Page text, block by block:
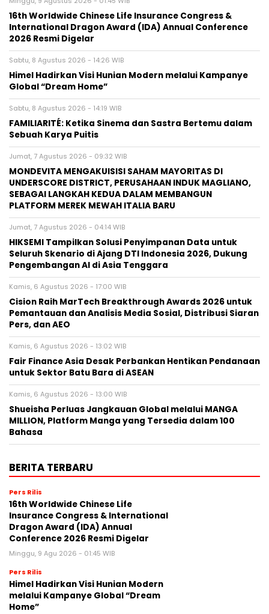
16th Worldwide Chinese Life Insurance Congress &
International Dragon Award (IDA) Annual Conference
2026 Resmi Digelar
Sabtu, 8 Agustus 2026 - 14:26 WIB
Himel Hadirkan Visi Hunian Modern melalui Kampanye
Global “Dream Home”
Sabtu, 8 Agustus 2026 - 14:19 WIB
FAMILIARITÉ: Ketika Sinema dan Sastra Bertemu dalam
Sebuah Karya Puitis
Jumat, 7 Agustus 2026 - 09:32 WIB
MONDEVITA MENGAKUISISI SAHAM MAYORITAS DI
UNDERSCORE DISTRICT, PERUSAHAAN INDUK MAGLIANO,
SEBAGAI LANGKAH KEDUA DALAM MEMBANGUN
PLATFORM MEREK MEWAH ITALIA BARU
Jumat, 7 Agustus 2026 - 04:14 WIB
HIKSEMI Tampilkan Solusi Penyimpanan Data untuk
Seluruh Skenario di Ajang DTI Indonesia 2026, Dukung
Pengembangan AI di Asia Tenggara
Kamis, 6 Agustus 2026 - 17:00 WIB
Cision Raih MarTech Breakthrough Awards 2026 untuk
Pemantauan dan Analisis Media Sosial, Distribusi Siaran
Pers, dan AEO
Kamis, 6 Agustus 2026 - 13:02 WIB
Fair Finance Asia Desak Perbankan Hentikan Pendanaan
untuk Sektor Batu Bara di ASEAN
Kamis, 6 Agustus 2026 - 13:00 WIB
Shueisha Perluas Jangkauan Global melalui MANGA
MILLION, Platform Manga yang Tersedia dalam 100
Bahasa
BERITA TERBARU
Pers Rilis
16th Worldwide Chinese Life
Insurance Congress & International
Dragon Award (IDA) Annual
Conference 2026 Resmi Digelar
Minggu, 9 Agu 2026 - 01:45 WIB
Pers Rilis
Himel Hadirkan Visi Hunian Modern
melalui Kampanye Global “Dream
Home”